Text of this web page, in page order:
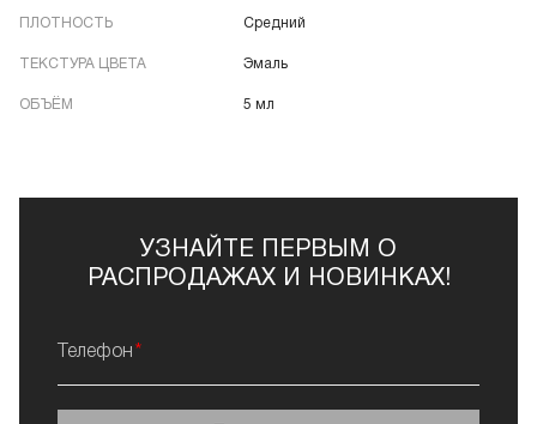
ПЛОТНОСТЬ Средний
ТЕКСТУРА ЦВЕТА Эмаль
ОБЪЁМ 5 мл
УЗНАЙТЕ ПЕРВЫМ О
РАСПРОДАЖАХ И НОВИНКАХ!
Телефон